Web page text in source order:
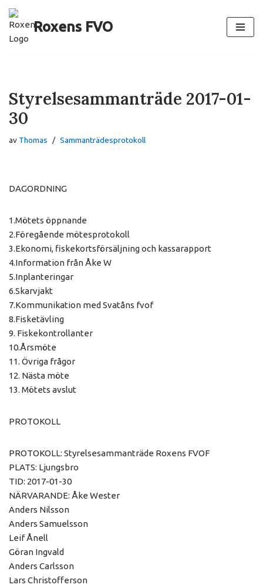
HoppaRoxens FVO
Styrelsesammanträde 2017-01-
30
av Thomas Sammanträdesprotokoll
DAGORDNING
1.Mötets öppnande
2.Föregående mötesprotokoll
3.Ekonomi, fiskekortsförsäljning och kassarapport
4.Information från Åke W
5.Inplanteringar
6.Skarvjakt
7.Kommunikation med Svatåns fvof
8.Fisketävling
9. Fiskekontrollanter
10.Årsmöte
11. Övriga frågor
12. Nästa möte
13. Mötets avslut
PROTOKOLL
PROTOKOLL: Styrelsesammanträde Roxens FVOF
PLATS: Ljungsbro
TID: 2017-01-30
NÄRVARANDE: Åke Wester
Anders Nilsson
Anders Samuelsson
Leif Ånell
Göran Ingvald
Anders Carlsson
Lars Christofferson